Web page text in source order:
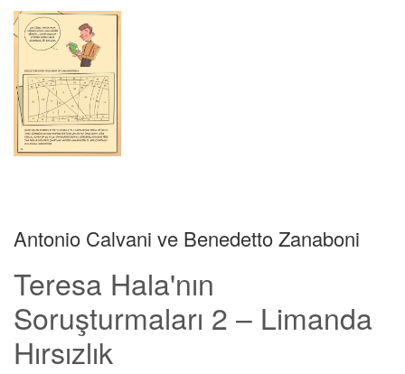
Antonio Calvani ve Benedetto Zanaboni
Teresa Hala'nın
Soruşturmaları 2 – Limanda
Hırsızlık